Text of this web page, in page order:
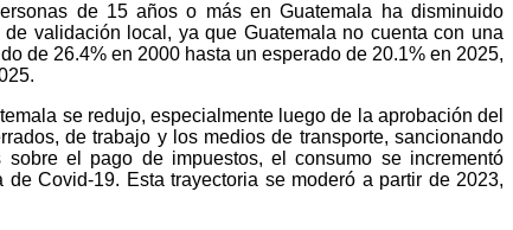
de 15 años o más en Guatemala ha disminuido
validación local, ya que Guatemala no cuenta con una
de 26.4% en 2000 hasta un esperado de 20.1% en 2025,
se redujo, especialmente luego de la aprobación del
de trabajo y los medios de transporte, sancionando
el pago de impuestos, el consumo se incrementó
Covid-19. Esta trayectoria se moderó a partir de 2023,